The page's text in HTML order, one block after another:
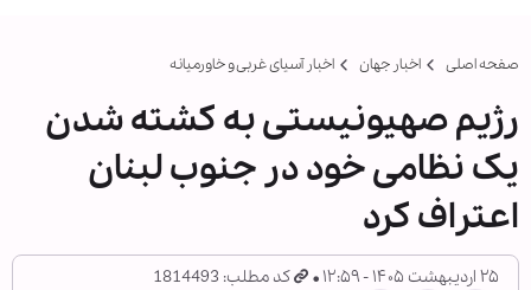
صفحه اصلی اخبار جهان اخبار آسیای غربی و خاورمیانه
رژیم صهیونیستی به کشته شدن
یک نظامی خود در جنوب لبنان
اعتراف کرد
۲۵ اردیبهشت ۱۴۰۵ - ۱۲:۵۹ کد مطلب: 1814493